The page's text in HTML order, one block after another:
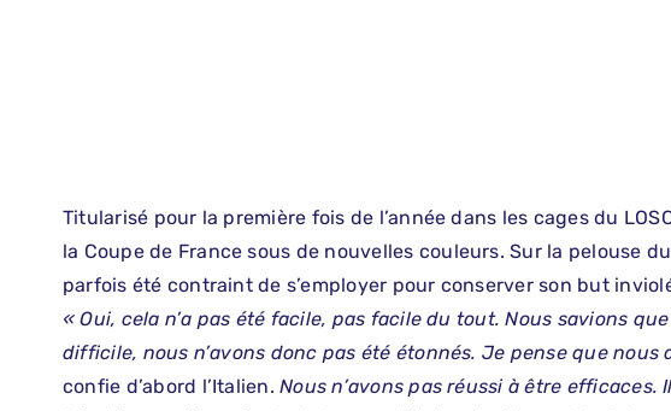
Titularisé pour la première fois de l’année dans les cages du
la Coupe de France sous de nouvelles couleurs. Sur la pelouse
parfois été contraint de s’employer pour conserver son but
« Oui, cela n’a pas été facile, pas facile du tout. Nous savions
difficile, nous n’avons donc pas été étonnés. Je pense que
confie d’abord l’Italien.Nous n’avons pas réussi à être